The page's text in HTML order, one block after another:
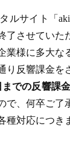
ルサイト「
させていた
業様に多大
反響課金を
での反響課
、何卒ご了
対応につき